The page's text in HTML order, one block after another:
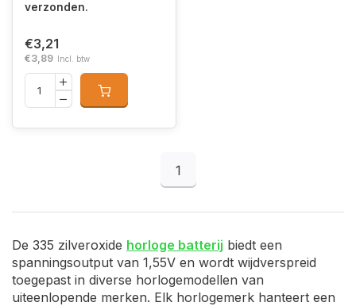
verzonden.
€3,21
€3,89 Incl. btw
1
De 335 zilveroxide horloge batterij biedt een
spanningsoutput van 1,55V en wordt wijdverspreid
toegepast in diverse horlogemodellen van
uiteenlopende merken. Elk horlogemerk hanteert een